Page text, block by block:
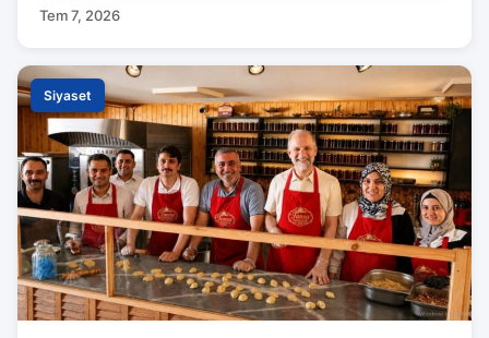
Tem 7, 2026
Siyaset